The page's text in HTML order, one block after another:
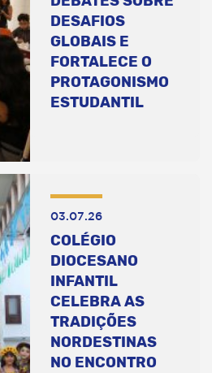
DESAFIOS
GLOBAIS E
FORTALECE O
PROTAGONISMO
ESTUDANTIL
03.07.26
COLÉGIO
DIOCESANO
INFANTIL
CELEBRA AS
TRADIÇÕES
NORDESTINAS
NO ENCONTRO